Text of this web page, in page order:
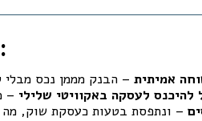
הבעייתיות:
אמיתית
להיכנס לעסקה באקוויטי שלילי
– ונתפסת בטעות כעסקת שוק, מה